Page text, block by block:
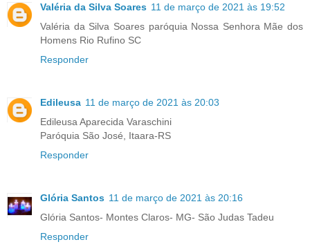
Valéria da Silva Soares 11 de março de 2021 às 19:52
Valéria da Silva Soares paróquia Nossa Senhora Mãe dos
Homens Rio Rufino SC
Responder
Edileusa 11 de março de 2021 às 20:03
Edileusa Aparecida Varaschini
Paróquia São José, Itaara-RS
Responder
Glória Santos 11 de março de 2021 às 20:16
Glória Santos- Montes Claros- MG- São Judas Tadeu
Responder